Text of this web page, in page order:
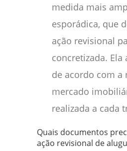
medida mais
esporádica, que
ação revisional
concretizada.
de acordo com a
mercado
realizada a cada
Quais documentos
ação revisional de